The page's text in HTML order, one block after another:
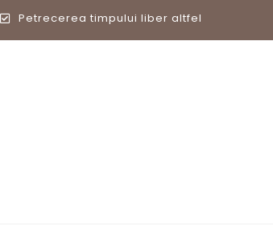
Petrecerea timpului liber altfel